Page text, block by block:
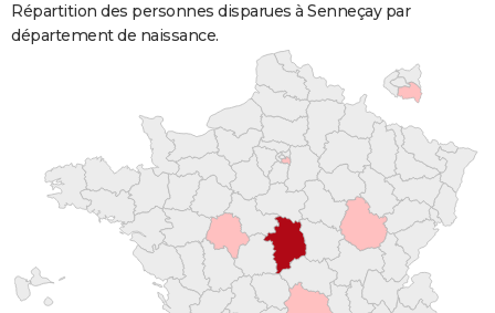
Répartition des personnes disparues à Senneçay par
département de naissance.